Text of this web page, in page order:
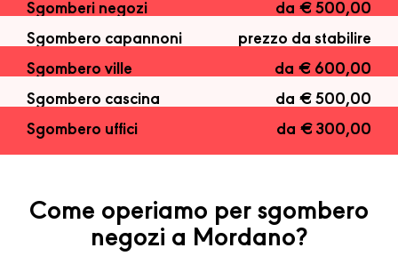
Sgomberi negozi
da € 500,00
Sgombero capannoni
prezzo da stabilire
Sgombero ville
da € 600,00
Sgombero cascina
da € 500,00
Sgombero uffici
da € 300,00
Come operiamo per sgombero
negozi a Mordano?